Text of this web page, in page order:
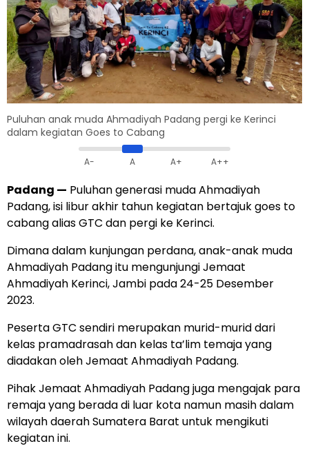
Puluhan anak muda Ahmadiyah Padang pergi ke Kerinci
dalam kegiatan Goes to Cabang
A- A A+ A++
Padang — Puluhan generasi muda Ahmadiyah
Padang, isi libur akhir tahun kegiatan bertajuk goes to
cabang alias GTC dan pergi ke Kerinci.
Dimana dalam kunjungan perdana, anak-anak muda
Ahmadiyah Padang itu mengunjungi Jemaat
Ahmadiyah Kerinci, Jambi pada 24-25 Desember
2023.
Peserta GTC sendiri merupakan murid-murid dari
kelas pramadrasah dan kelas ta’lim temaja yang
diadakan oleh Jemaat Ahmadiyah Padang.
Pihak Jemaat Ahmadiyah Padang juga mengajak para
remaja yang berada di luar kota namun masih dalam
wilayah daerah Sumatera Barat untuk mengikuti
kegiatan ini.